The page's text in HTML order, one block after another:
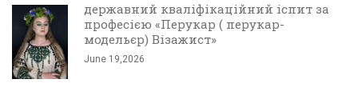
державний кваліфікаційний іспит за
професією «Перукар ( перукар-
модельєр) Візажист»
June 19,2026